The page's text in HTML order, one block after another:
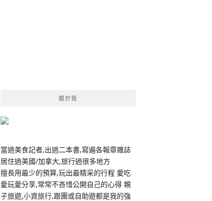
關於我
當過美食記者,出過二本書,寫遍各報章雜誌
居住過美國/加拿大,旅行過很多地方
擅長用最少的預算,玩出最精采的行程 愛吃
愛玩愛分享,常常不吝惜公開自己的心得 親
子旅遊,小資旅行,跟團或自助遊都是我的強